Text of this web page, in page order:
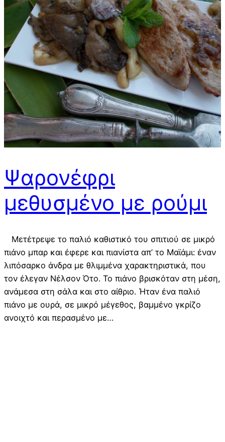
Ψαρονέφρι
μεθυσμένο με ρούμι
Μετέτρεψε το παλιό καθιστικό του σπιτιού σε μικρό
πιάνο μπαρ και έφερε και πιανίστα απ’ το Μαϊάμι: έναν
λιπόσαρκο άνδρα με θλιμμένα χαρακτηριστικά, που
τον έλεγαν Νέλσον Ότο. Το πιάνο βρισκόταν στη μέση,
ανάμεσα στη σάλα και στο αίθριο. Ήταν ένα παλιό
πιάνο με ουρά, σε μικρό μέγεθος, βαμμένο γκρίζο
ανοιχτό και περασμένο με…